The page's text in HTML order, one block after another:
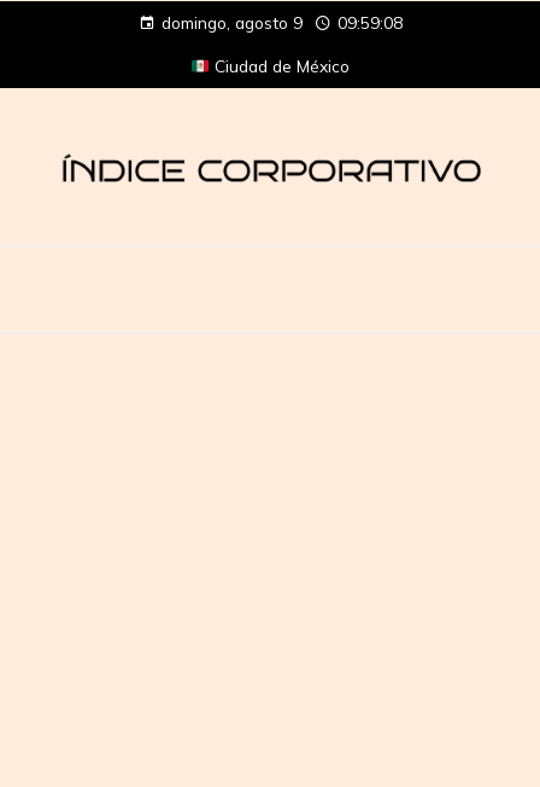
domingo, agosto 9 09:59:09
Ciudad de México